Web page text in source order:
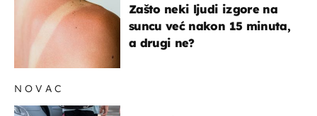
Zašto neki ljudi izgore na
suncu već nakon 15 minuta,
a drugi ne?
NOVAC